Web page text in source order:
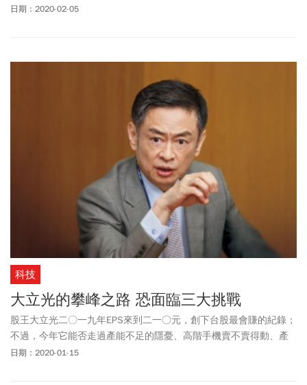
這說明縱然農曆年前爆發武漢肺炎和之後的封城防疫，仍不改2020
日期：2020-02-05
科技
大立光的攀峰之路 恐面臨三大挑戰
股王大立光二〇一九年EPS來到二一○元，創下台股最會賺的紀錄；
不過，今年它能否走過產能不足的隱憂、高階手機賣不賣得動、產
品過度單一的三大挑戰？
日期：2020-01-15